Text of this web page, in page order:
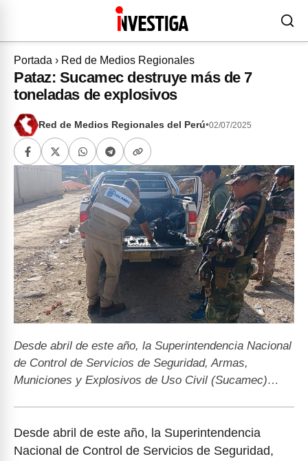
Portada › Red de Medios Regionales
Pataz: Sucamec destruye más de 7
toneladas de explosivos
Red de Medios Regionales del Perú•02/07/2025
Desde abril de este año, la Superintendencia Nacional
de Control de Servicios de Seguridad, Armas,
Municiones y Explosivos de Uso Civil (Sucamec)…
Desde abril de este año, la Superintendencia
Nacional de Control de Servicios de Seguridad,